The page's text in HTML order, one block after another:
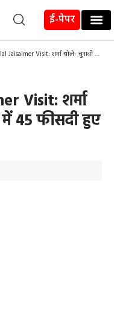
ई-पेपर
Visit: शर्मा बोले- चुनावी वादे 3 महीने में 45 फीसदी हुए पूरे
Visit: शर्मा
में 45 फीसदी हुए